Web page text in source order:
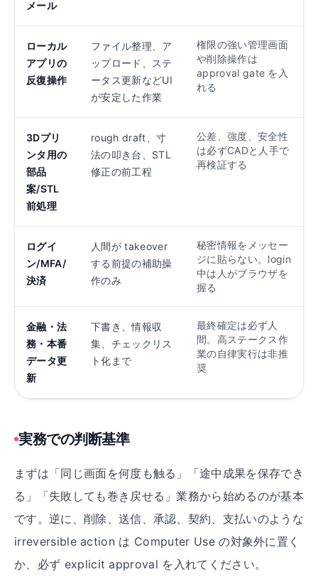
メール
ローカル
アプリの
反復操作
ファイル整理、ア
ップロード、ステ
ータス更新などUI
が安定した作業
権限の強い管理画面
や削除操作は
approval gate を入
れる
3Dプリ
ンタ用の
部品
案/STL
前処理
rough draft、寸
法の叩き台、STL
修正の前工程
公差、強度、安全性
は必ずCADと人手で
再検証する
ログイ
ン/MFA/
決済
人間が takeover
する前提の補助操
作のみ
秘密情報をメッセー
ジに貼らない。login
中は人がブラウザを
握る
金融・法
務・本番
データ更
新
下書き、情報収
集、チェックリス
ト化まで
最終確定は必ず人
間。高ステークス作
業の自律実行は非推
奨
実務での判断基準
まずは「同じ画面を何度も触る」「途中成果を保存でき
る」「失敗しても巻き戻せる」業務から始めるのが基本
です。逆に、削除、送信、承認、契約、支払いのような
irreversible action は Computer Use の対象外に置く
か、必ず explicit approval を入れてください。